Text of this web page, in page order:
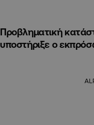
Προβληματική
υποστήριξε ο